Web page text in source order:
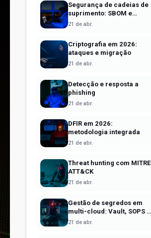
Segurança de cadeias de
suprimento: SBOM e
Sigstore
21 de abr.
Criptografia em 2026:
ataques e migração
21 de abr.
Detecção e resposta a
phishing
21 de abr.
DFIR em 2026:
metodologia integrada
21 de abr.
Threat hunting com MITRE
ATT&CK
21 de abr.
Gestão de segredos em
multi-cloud: Vault, SOPS e
identidade efêmera
21 de abr.